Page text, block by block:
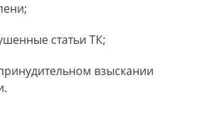
статьи ТК;
взыскании